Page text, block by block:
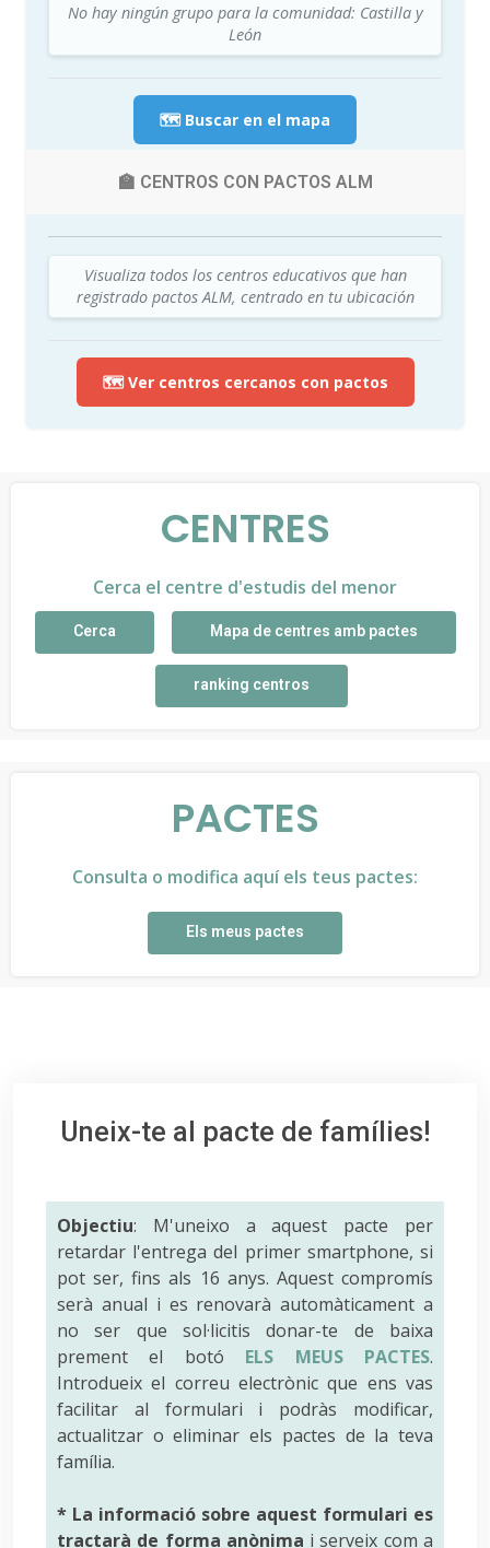
No hay ningún grupo para la comunidad: Castilla y
León
🗺️ Buscar en el mapa
🏫 CENTROS CON PACTOS ALM
Visualiza todos los centros educativos que han
registrado pactos ALM, centrado en tu ubicación
🗺️ Ver centros cercanos con pactos
CENTRES
Cerca el centre d'estudis del menor
Cerca Mapa de centres amb pactes
ranking centros
PACTES
Consulta o modifica aquí els teus pactes:
Els meus pactes
Uneix-te al pacte de famílies!
Objectiu: M'uneixo a aquest pacte per
retardar l'entrega del primer smartphone, si
pot ser, fins als 16 anys. Aquest compromís
serà anual i es renovarà automàticament a
no ser que sol·licitis donar-te de baixa
prement el botó ELS MEUS PACTES.
Introdueix el correu electrònic que ens vas
facilitar al formulari i podràs modificar,
actualitzar o eliminar els pactes de la teva
família.
* La informació sobre aquest formulari es
tractarà de forma anònima i serveix com a